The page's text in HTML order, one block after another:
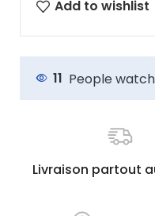
Add to wishlist
11 People
Livraison partout